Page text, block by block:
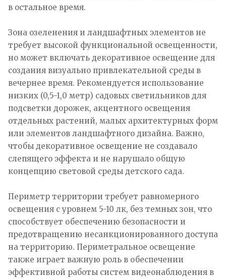
в остальное время.
Зона озеленения и ландшафтных элементов не
требует высокой функциональной освещенности,
но может включать декоративное освещение для
создания визуально привлекательной среды в
вечернее время. Рекомендуется использование
низких (0,5-1,0 метр) садовых светильников для
подсветки дорожек, акцентного освещения
отдельных растений, малых архитектурных форм
или элементов ландшафтного дизайна. Важно,
чтобы декоративное освещение не создавало
слепящего эффекта и не нарушало общую
концепцию световой среды детского сада.
Периметр территории требует равномерного
освещения с уровнем 5-10 лк, без темных зон, что
способствует обеспечению безопасности и
предотвращению несанкционированного доступа
на территорию. Периметральное освещение
также играет важную роль в обеспечении
эффективной работы систем видеонаблюдения в